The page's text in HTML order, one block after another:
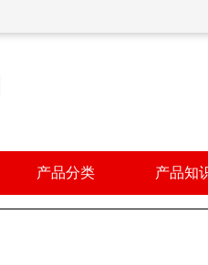
产品分类 产品知